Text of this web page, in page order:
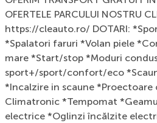
OFERTELE PARCULUI NOSTRU
https://cleauto.ro/ DOTARI:
*Spalatori faruri *Volan piele
mare *Start/stop *Moduri
sport+/sport/confort/eco
*Incalzire in scaune *Proectoare
Climatronic *Tempomat
electrice *Oglinzi încălzite